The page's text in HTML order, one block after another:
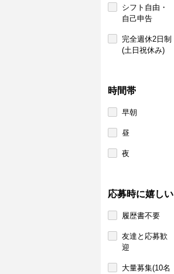
シフト自由・
自己申告
完全週休2日制
(土日祝休み)
時間帯
早朝
昼
夜
応募時に嬉しい
履歴書不要
友達と応募歓
迎
大量募集(10名